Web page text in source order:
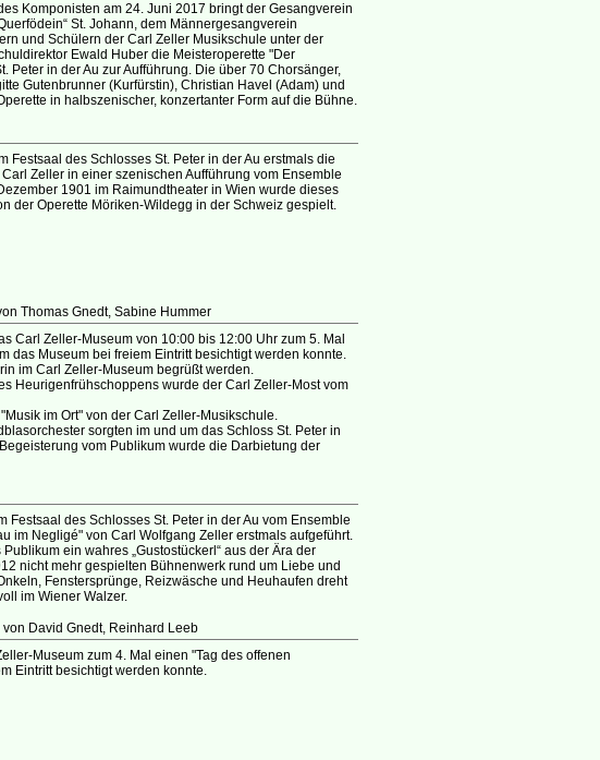
Komponisten am 24. Juni 2017 bringt der Gesangverein
St. Johann, dem Männergesangverein
und Schülern der Carl Zeller Musikschule unter der
Ewald Huber die Meisteroperette "Der
Peter in der Au zur Aufführung. Die über 70 Chorsänger,
Gutenbrunner (Kurfürstin), Christian Havel (Adam) und
in halbszenischer, konzertanter Form auf die Bühne.
Festsaal des Schlosses St. Peter in der Au erstmals die
Zeller in einer szenischen Aufführung vom Ensemble
1901 im Raimundtheater in Wien wurde dieses
der Operette Möriken-Wildegg in der Schweiz gespielt.
Thomas Gnedt, Sabine Hummer
Carl Zeller-Museum von 10:00 bis 12:00 Uhr zum 5. Mal
das Museum bei freiem Eintritt besichtigt werden konnte.
im Carl Zeller-Museum begrüßt werden.
Heurigenfrühschoppens wurde der Carl Zeller-Most vom
im Ort" von der Carl Zeller-Musikschule.
sorgten im und um das Schloss St. Peter in
vom Publikum wurde die Darbietung der
Festsaal des Schlosses St. Peter in der Au vom Ensemble
im Negligé" von Carl Wolfgang Zeller erstmals aufgeführt.
ein wahres „Gustostückerl“ aus der Ära der
nicht mehr gespielten Bühnenwerk rund um Liebe und
Fenstersprünge, Reizwäsche und Heuhaufen dreht
im Wiener Walzer.
von David Gnedt, Reinhard Leeb
Museum zum 4. Mal einen "Tag des offenen
Eintritt besichtigt werden konnte.